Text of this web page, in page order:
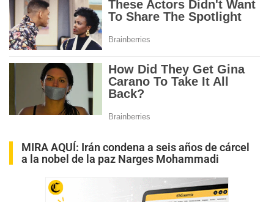
MIRA AQUÍ: Irán condena a seis años de cárcel
a la nobel de la paz Narges Mohammadi